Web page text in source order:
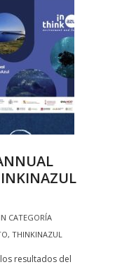
CATEGORÍA
, THINKINAZUL
resultados del